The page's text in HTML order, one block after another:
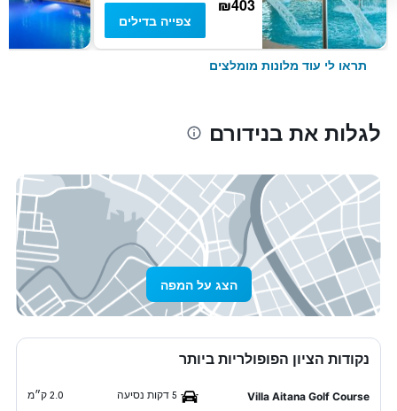
₪403
צפייה בדילים
תראו לי עוד מלונות מומלצים
לגלות את בנידורם
הצג על המפה
נקודות הציון הפופולריות ביותר
Villa Aitana Golf Course 5 דקות נסיעה 2.0 ק״מ